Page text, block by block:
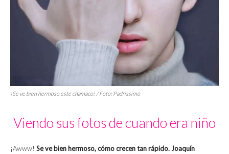
¡Se ve bien hermoso este chamaco! / Foto: Padrissimo
Viendo sus fotos de cuando era niño
¡Awww! Se ve bien hermoso, cómo crecen tan rápido. Joaquín